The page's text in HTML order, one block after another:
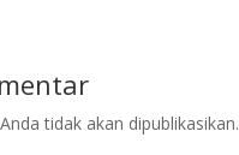
tidak akan dipublikasikan.